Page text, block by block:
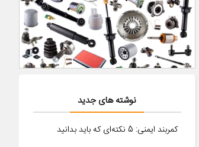
نوشته های جدید
کمربند ایمنی: 5 نکته‌ای که باید بدانید